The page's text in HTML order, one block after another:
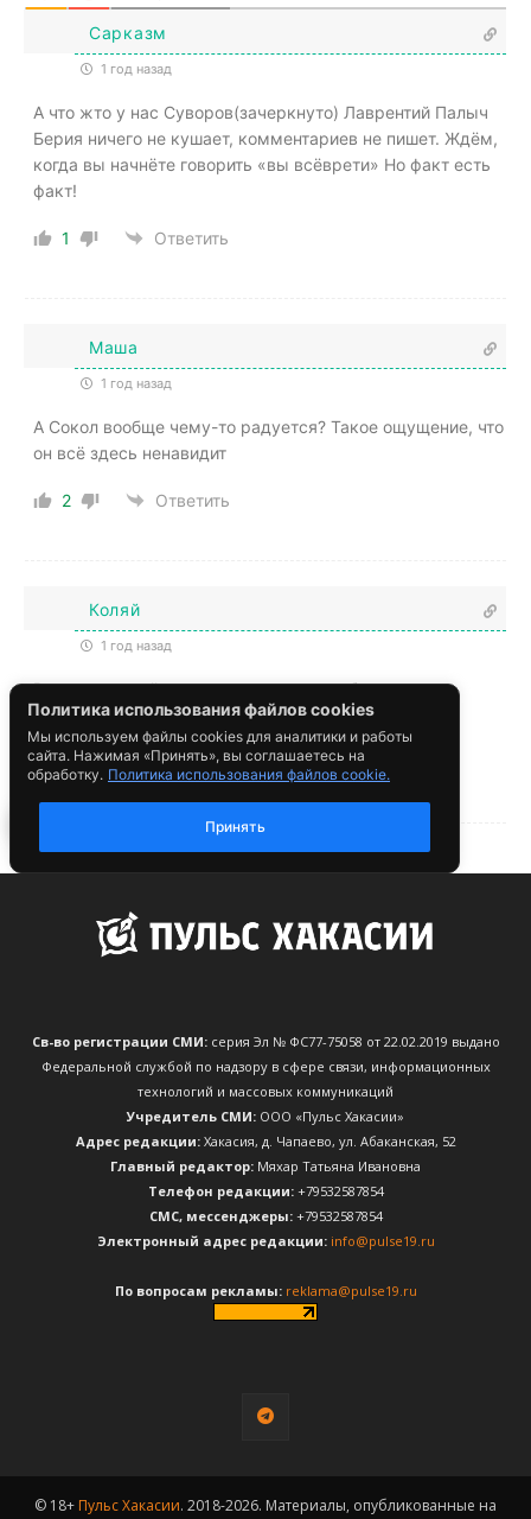
Св-во регистрации СМИ:серия Эл № ФС77-75058 от 22.02.2019 выдано
Федеральной службой по надзору в сфере связи, информационных
технологий и массовых коммуникаций
Учредитель СМИ: ООО «Пульс Хакасии»
Адрес редакции:Хакасия, д. Чапаево, ул. Абаканская, 52
Главный редактор: Мяхар Татьяна Ивановна
Телефон редакции:+79532587854
CМС, мессенджеры:+79532587854
Электронный адрес редакции: info@pulse19.ru
По вопросам рекламы: reklama@pulse19.ru
© 18+ Пульс Хакасии. 2018-2026. Материалы, опубликованные на